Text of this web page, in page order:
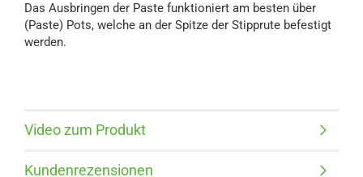
Das Ausbringen der Paste funktioniert am besten über
(Paste) Pots, welche an der Spitze der Stipprute befestigt
werden.
Video zum Produkt
Kundenrezensionen